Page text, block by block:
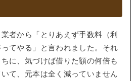
者から「とりあえず手数料（利
てやる」と言われました。それ
に、気づけば借りた額の何倍も
て、元本は全く減っていません